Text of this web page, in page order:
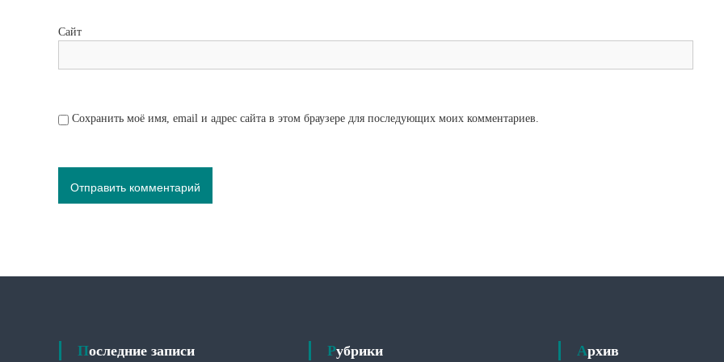
Сайт
Сохранить моё имя, email и адрес сайта в этом браузере для последующих моих комментариев.
Последние записи Рубрики Архив